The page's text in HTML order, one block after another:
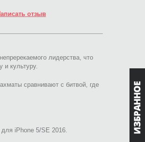
отзыв
лидерства, что
и культуру.
сравнивают с битвой, где
iPhone 5/SE 2016.